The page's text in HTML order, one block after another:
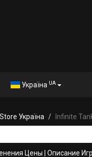
Україна UA
Україна Infinite
Цены Описание